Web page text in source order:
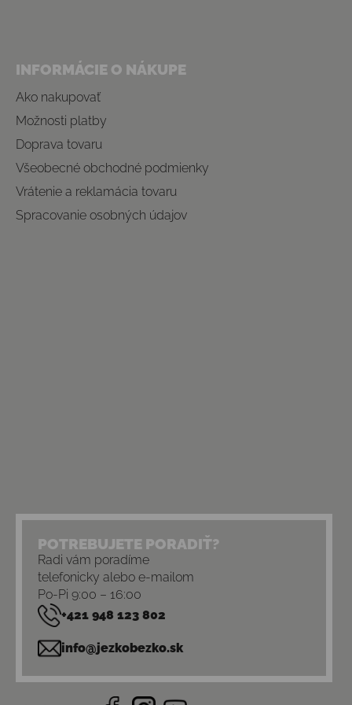
INFORMÁCIE O NÁKUPE
Ako nakupovať
Možnosti platby
Doprava tovaru
Všeobecné obchodné podmienky
Vrátenie a reklamácia tovaru
Spracovanie osobných údajov
POTREBUJETE PORADIŤ?
Radi vám poradíme
telefonicky alebo e-mailom
Po-Pi 9:00 – 16:00
+421 948 123 802
info@jezkobezko.sk